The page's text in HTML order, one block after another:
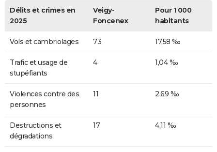
Délits et crimes en
2025
Veigy-
Foncenex
Pour 1 000
habitants
Vols et cambriolages 73 17,58 ‰
Trafic et usage de
stupéfiants
4 1,04 ‰
Violences contre des
personnes
11 2,69 ‰
Destructions et
dégradations
17 4,11 ‰